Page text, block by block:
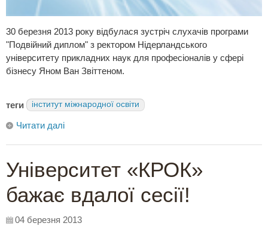
30 березня 2013 року відбулася зустріч слухачів програми
"Подвійний диплом" з ректором Нідерландського
університету прикладних наук для професіоналів у сфері
бізнесу Яном Ван Звіттеном.
теги інститут міжнародної освіти
Читати далі
Університет «КРОК»
бажає вдалої сесії!
04 березня 2013